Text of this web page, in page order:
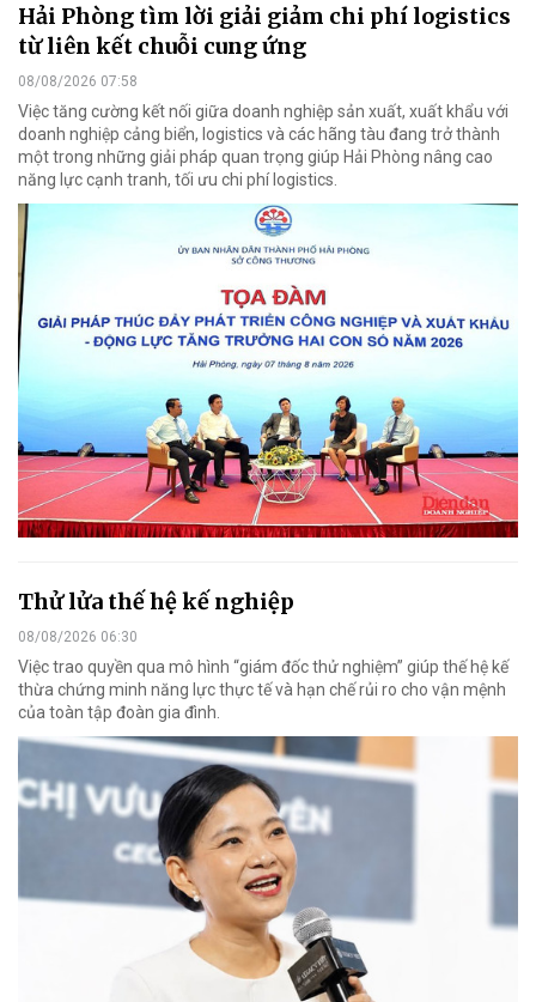
Hải Phòng tìm lời giải giảm chi phí logistics
từ liên kết chuỗi cung ứng
08/08/2026 07:58
Việc tăng cường kết nối giữa doanh nghiệp sản xuất, xuất khẩu với
doanh nghiệp cảng biển, logistics và các hãng tàu đang trở thành
một trong những giải pháp quan trọng giúp Hải Phòng nâng cao
năng lực cạnh tranh, tối ưu chi phí logistics.
Thử lửa thế hệ kế nghiệp
08/08/2026 06:30
Việc trao quyền qua mô hình “giám đốc thử nghiệm” giúp thế hệ kế
thừa chứng minh năng lực thực tế và hạn chế rủi ro cho vận mệnh
của toàn tập đoàn gia đình.